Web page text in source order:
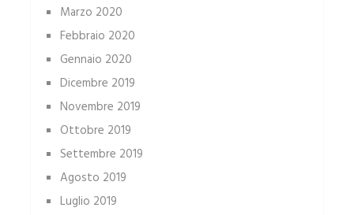
Marzo 2020
Febbraio 2020
Gennaio 2020
Dicembre 2019
Novembre 2019
Ottobre 2019
Settembre 2019
Agosto 2019
Luglio 2019